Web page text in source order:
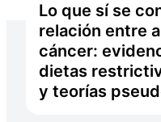
Lo que sí se
relación entre
cáncer:
dietas
y teorías